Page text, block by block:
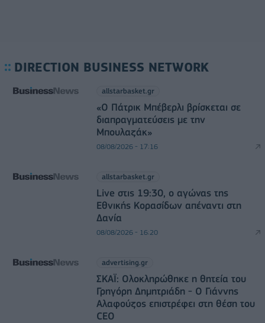
DIRECTION BUSINESS NETWORK
allstarbasket.gr
«Ο Πάτρικ Μπέβερλι βρίσκεται σε
διαπραγματεύσεις με την
Μπουλαζάκ»
08/08/2026 - 17:16
allstarbasket.gr
Live στις 19:30, ο αγώνας της
Εθνικής Κορασίδων απέναντι στη
Δανία
08/08/2026 - 16:20
advertising.gr
ΣΚΑΪ: Ολοκληρώθηκε η θητεία του
Γρηγόρη Δημητριάδη - Ο Γιάννης
Αλαφούζος επιστρέφει στη θέση του
CEO